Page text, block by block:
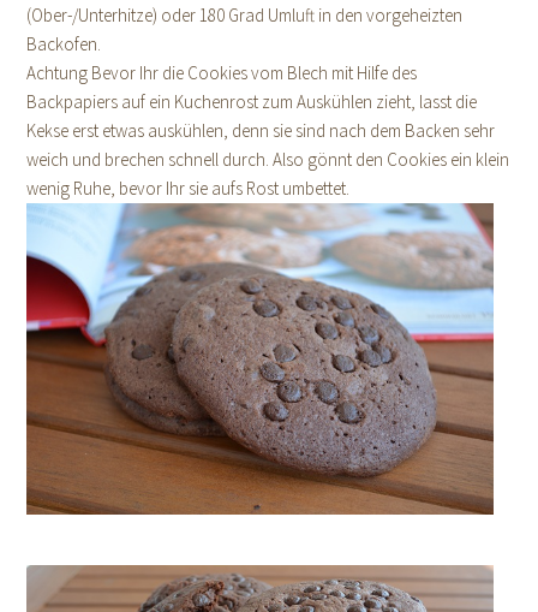
(Ober-/Unterhitze) oder 180 Grad Umluft in den vorgeheizten
Backofen.
Achtung Bevor Ihr die Cookies vom Blech mit Hilfe des
Backpapiers auf ein Kuchenrost zum Auskühlen zieht, lasst die
Kekse erst etwas auskühlen, denn sie sind nach dem Backen sehr
weich und brechen schnell durch. Also gönnt den Cookies ein klein
wenig Ruhe, bevor Ihr sie aufs Rost umbettet.